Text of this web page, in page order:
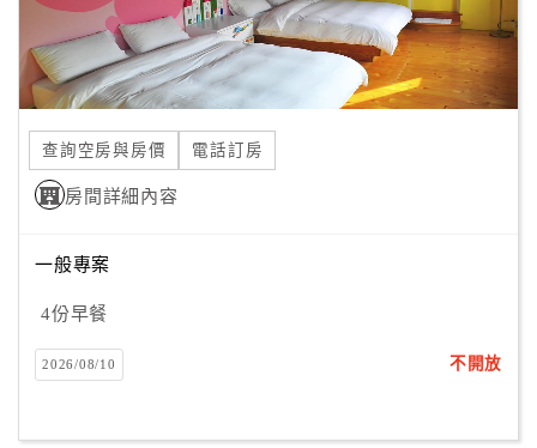
上
服
紅
利
查
訂
房
Q&A
查詢空房與房價 電話訂房
房間詳細內容
一般專案
4份早餐
2026/08/10 不開放